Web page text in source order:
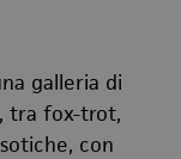
galleria di
tra fox-trot,
con